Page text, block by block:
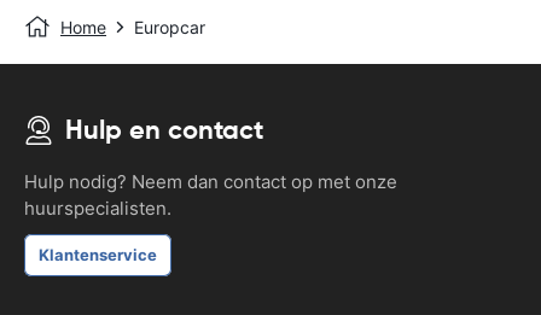
Home Europcar
Hulp en contact
Hulp nodig? Neem dan contact op met onze
huurspecialisten.
Klantenservice